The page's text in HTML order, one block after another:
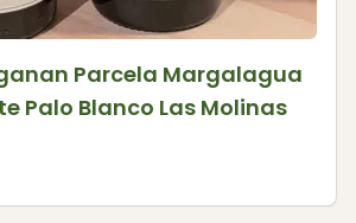
Parcela Margalagua
Palo Blanco Las Molinas